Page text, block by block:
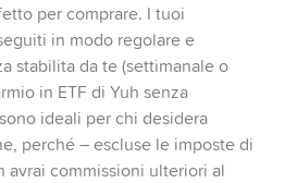
per comprare. I tuoi
in modo regolare e
stabilita da te (settimanale o
in ETF di Yuh senza
ideali per chi desidera
perché – escluse le imposte di
commissioni ulteriori al